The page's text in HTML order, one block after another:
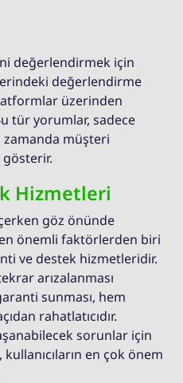
değerlendirmek için
değerlendirme
üzerinden
tür yorumlar, sadece
zamanda müşteri
Hizmetleri
göz önünde
önemli faktörlerden biri
ve destek hizmetleridir.
arızalanması
sunması, hem
rahatlatıcıdır.
sorunlar için
en çok önem